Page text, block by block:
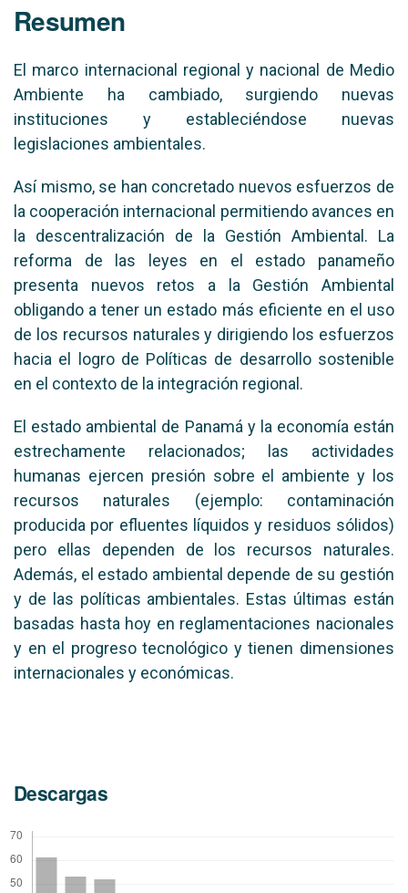
Resumen
El marco internacional regional y nacional de Medio
Ambiente ha cambiado, surgiendo nuevas
instituciones y estableciéndose nuevas
legislaciones ambientales.
Así mismo, se han concretado nuevos esfuerzos de
la cooperación internacional permitiendo avances en
la descentralización de la Gestión Ambiental. La
reforma de las leyes en el estado panameño
presenta nuevos retos a la Gestión Ambiental
obligando a tener un estado más eficiente en el uso
de los recursos naturales y dirigiendo los esfuerzos
hacia el logro de Políticas de desarrollo sostenible
en el contexto de la integración regional.
El estado ambiental de Panamá y la economía están
estrechamente relacionados; las actividades
humanas ejercen presión sobre el ambiente y los
recursos naturales (ejemplo: contaminación
producida por efluentes líquidos y residuos sólidos)
pero ellas dependen de los recursos naturales.
Además, el estado ambiental depende de su gestión
y de las políticas ambientales. Estas últimas están
basadas hasta hoy en reglamentaciones nacionales
y en el progreso tecnológico y tienen dimensiones
internacionales y económicas.
Descargas